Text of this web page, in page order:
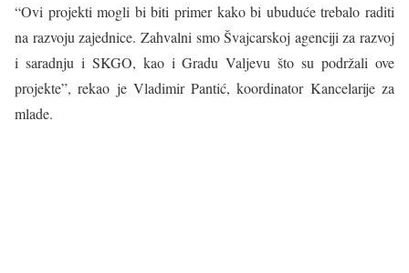
“Ovi projekti mogli bi biti primer kako bi ubuduće trebalo raditi
na razvoju zajednice. Zahvalni smo Švajcarskoj agenciji za razvoj
i saradnju i SKGO, kao i Gradu Valjevu što su podržali ove
projekte”, rekao je Vladimir Pantić, koordinator Kancelarije za
mlade.